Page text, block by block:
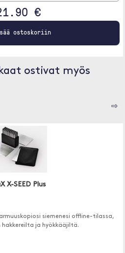
€
ostoskoriin
ostivat myös
⇨
X-SEED Plus
siemenesi offline-tilassa,
ja hyökkääjiltä.